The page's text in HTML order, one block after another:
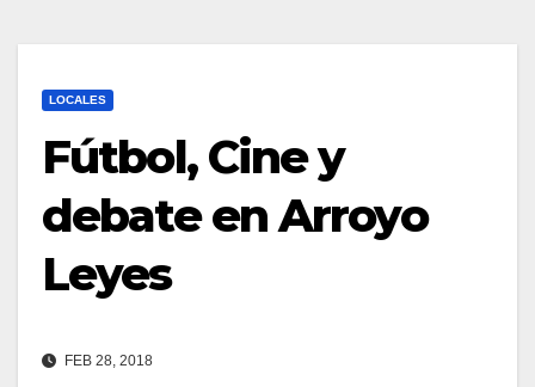
LOCALES
Fútbol, Cine y
debate en Arroyo
Leyes
FEB 28, 2018